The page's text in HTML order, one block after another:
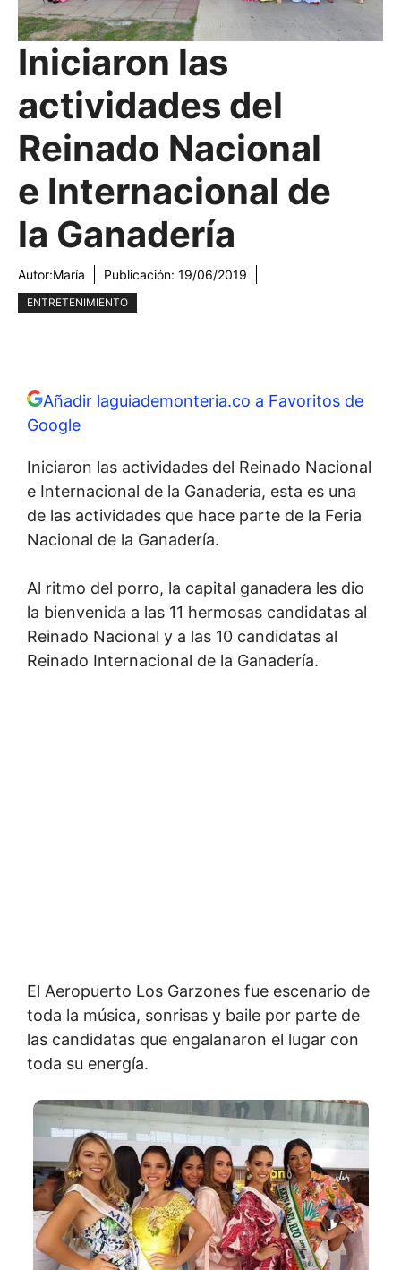
Iniciaron las
actividades del
Reinado Nacional
e Internacional de
la Ganadería
Autor:María Publicación: 19/06/2019
ENTRETENIMIENTO
Añadir laguiademonteria.co a Favoritos de
Google
Iniciaron las actividades del Reinado Nacional
e Internacional de la Ganadería, esta es una
de las actividades que hace parte de la Feria
Nacional de la Ganadería.
Al ritmo del porro, la capital ganadera les dio
la bienvenida a las 11 hermosas candidatas al
Reinado Nacional y a las 10 candidatas al
Reinado Internacional de la Ganadería.
El Aeropuerto Los Garzones fue escenario de
toda la música, sonrisas y baile por parte de
las candidatas que engalanaron el lugar con
toda su energía.